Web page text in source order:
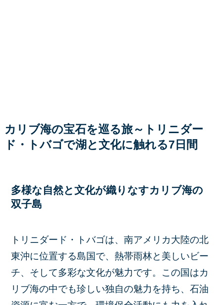
カリブ海の宝石を巡る旅～トリニダー
ド・トバゴで湖と文化に触れる7日間
多様な自然と文化が織りなすカリブ海の
双子島
トリニダード・トバゴは、南アメリカ大陸の北
東沖に位置する島国で、熱帯雨林と美しいビー
チ、そして多彩な文化が魅力です。この国はカ
リブ海の中でも珍しい独自の魅力を持ち、石油